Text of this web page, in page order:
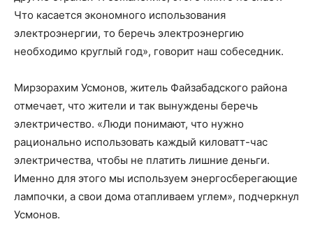
Что касается экономного использования
электроэнергии, то беречь электроэнергию
необходимо круглый год», говорит наш собеседник.
Мирзорахим Усмонов, житель Файзабадского района
отмечает, что жители и так вынуждены беречь
электричество. «Люди понимают, что нужно
рационально использовать каждый киловатт-час
электричества, чтобы не платить лишние деньги.
Именно для этого мы используем энергосберегающие
лампочки, а свои дома отапливаем углем», подчеркнул
Усмонов.